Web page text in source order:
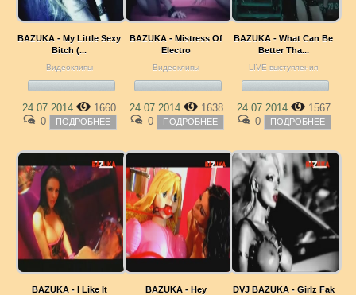
BAZUKA - My Little Sexy
Bitch (...
Видеоклипы
24.07.2014
1660
0
ПОДРОБНЕЕ
BAZUKA - Mistress Of
Electro
Видеоклипы
24.07.2014
1638
0
ПОДРОБНЕЕ
BAZUKA - What Can Be
Better Tha...
LIVE выступления
24.07.2014
1567
0
ПОДРОБНЕЕ
BAZUKA - I Like It BAZUKA - Hey
DVJ BAZUKA - Girlz Fak